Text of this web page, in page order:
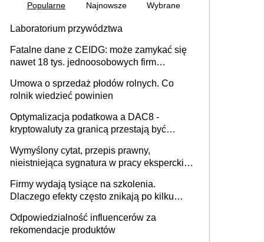
Popularne Najnowsze Wybrane
Laboratorium przywództwa
Fatalne dane z CEIDG: może zamykać się
nawet 18 tys. jednoosobowych firm
Umowa o sprzedaż płodów rolnych. Co
rolnik wiedzieć powinien
Optymalizacja podatkowa a DAC8 -
kryptowaluty za granicą przestają być
Wymyślony cytat, przepis prawny,
nieistniejąca sygnatura w pracy eksperckiej -
firmie
Firmy wydają tysiące na szkolenia.
Dlaczego efekty często znikają po kilku
Odpowiedzialność influencerów za
rekomendacje produktów